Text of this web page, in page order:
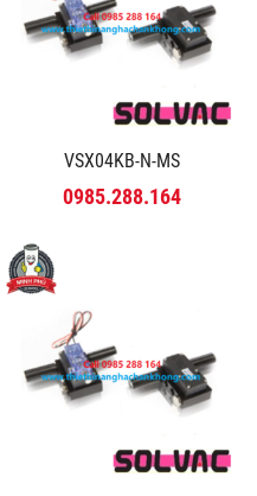
VSX04KB-N-MS
0985.288.164